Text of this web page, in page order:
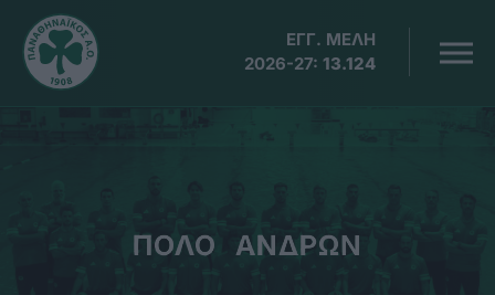
ΕΓΓ. ΜΕΛΗ
2026-27: 13.124
ΠΟΛΟ ΑΝΔΡΩΝ